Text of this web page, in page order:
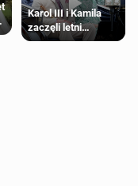
Karol III i Kamila
zaczęli letni
odpoczynek po